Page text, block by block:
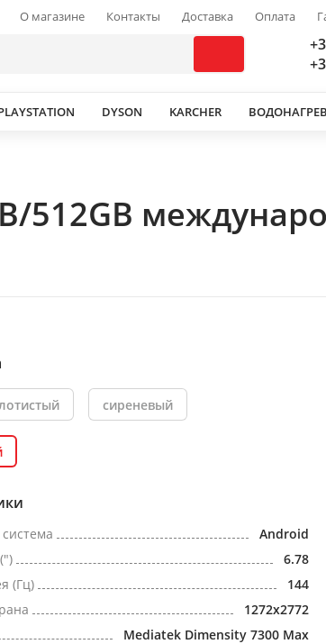
О магазине Контакты Доставка Оплата
DYSON KARCHER
512GB
сиреневый
Android
6.78
(Гц)
144
1272x2772
Mediatek Dimensity 7300 Max